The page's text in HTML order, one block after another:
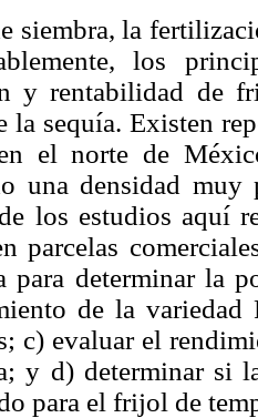
siembra, la
los
y rentabilidad de
la sequía. Existen
el norte de
una densidad
los estudios aquí
parcelas
para determinar la
de la
c) evaluar el
y d) determinar si
para el frijol de